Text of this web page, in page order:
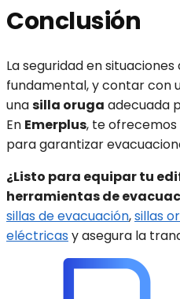
Conclusión
La seguridad en
fundamental, y contar con
unasilla oruga adecuada
En Emerplus, te ofrecemos
para garantizar
¿Listo para equipar tu
herramientas de
sillas de evacuación,sillas
eléctricas y asegura la